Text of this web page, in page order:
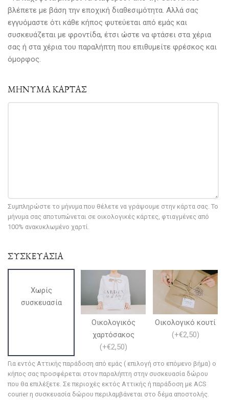
βλέπετε με βάση την εποχική διαθεσιμότητα. Αλλά σας
εγγυόμαστε ότι κάθε κήπος φυτεύεται από εμάς και
συσκευάζεται με φροντίδα, έτσι ώστε να φτάσει στα χέρια
σας ή στα χέρια του παραλήπτη που επιθυμείτε φρέσκος και
όμορφος.
ΜΗΝΥΜΑ ΚΑΡΤΑΣ
Συμπληρώστε το μήνυμα που θέλετε να γράψουμε στην κάρτα σας. Το
μήνυμα σας αποτυπώνεται σε οικολογικές κάρτες, φτιαγμένες από
100% ανακυκλωμένο χαρτί.
ΣΥΣΚΕΥΑΣΙΑ
Χωρίς
συσκευασία
Οικολογικός
χαρτόσακος
(+€2,50)
Οικολογικό κουτί
(+€2,50)
Για εντός Αττικής παράδοση από εμάς ( επιλογή στο επόμενο βήμα) ο
κήπος σας προσφέρεται στον παραλήπτη στην συσκευασία δώρου
που θα επιλέξετε. Σε περιοχές εκτός Αττικής ή παράδοση με ACS
courier η συσκευασία δώρου περιλαμβάνεται στο δέμα αποστολής.